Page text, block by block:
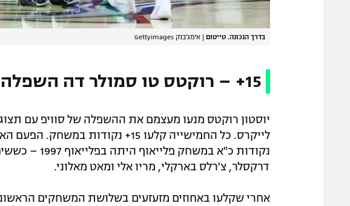
בדרך הנכונה. טייטום | אימג'בנק GettyImages
15+ – רוקטס טו סמולר דה השפלה
יוסטון רוקטס מנעו מעצמם את ההשפלה של סוויפ עם
נקודות כ"א
דרקסלר, צ'רלס בארקלי, מריו אלי ומאט מאלוני.